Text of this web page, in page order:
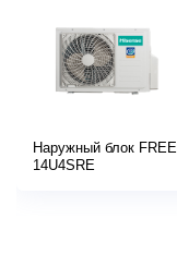
Наружный блок
14U4SRE